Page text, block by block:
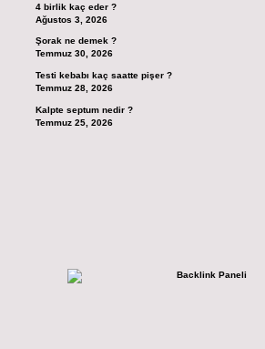
4 birlik kaç eder ?
Ağustos 3, 2026
Şorak ne demek ?
Temmuz 30, 2026
Testi kebabı kaç saatte pişer ?
Temmuz 28, 2026
Kalpte septum nedir ?
Temmuz 25, 2026